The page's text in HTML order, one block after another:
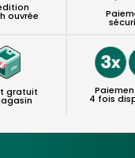
ouvrée
gratuit
4 fois